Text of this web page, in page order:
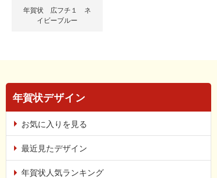
年賀状 広フチ１ ネ
イビーブルー
年賀状デザイン
お気に入りを見る
最近見たデザイン
年賀状人気ランキング